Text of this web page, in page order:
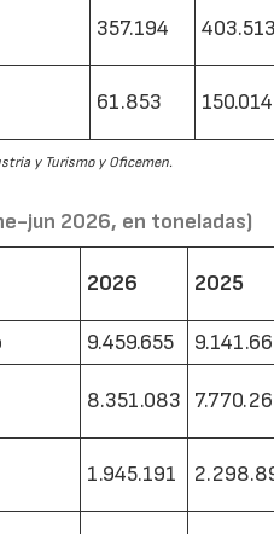
357.194
61.853 150.014
y Turismo y Oficemen.
jun 2026, en toneladas)
2026 2025
9.459.655
8.351.083
1.945.191